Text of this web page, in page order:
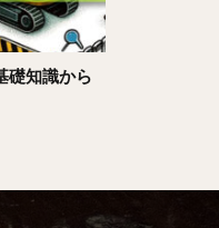
礎知識から